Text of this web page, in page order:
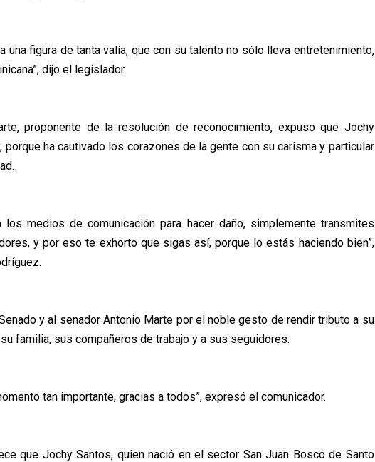
una figura de tanta valía, que con su talento no sólo lleva entretenimiento,
dijo el legislador.
proponente de la resolución de reconocimiento, expuso que Jochy
ha cautivado los corazones de la gente con su carisma y particular
medios de comunicación para hacer daño, simplemente transmites
y por eso te exhorto que sigas así, porque lo estás haciendo bien”,
y al senador Antonio Marte por el noble gesto de rendir tributo a su
familia, sus compañeros de trabajo y a sus seguidores.
tan importante, gracias a todos”, expresó el comunicador.
que Jochy Santos, quien nació en el sector San Juan Bosco de Santo